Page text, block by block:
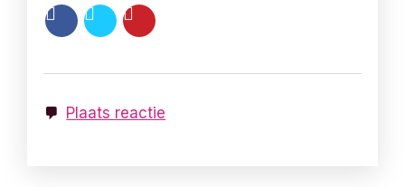
Plaats reactie